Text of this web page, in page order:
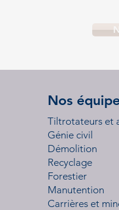
Nos
Tiltrotateurs et
Génie civil
Démolition
Recyclage
Forestier
Manutention
Carrières et